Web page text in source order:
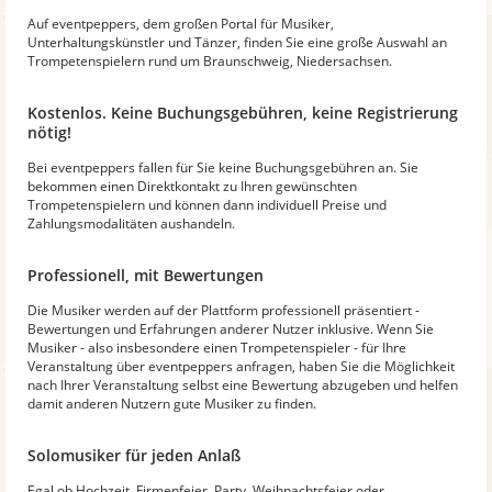
Auf eventpeppers, dem großen Portal für Musiker,
Unterhaltungskünstler und Tänzer, finden Sie eine große Auswahl an
Trompetenspielern rund um Braunschweig, Niedersachsen.
Kostenlos. Keine Buchungsgebühren, keine Registrierung
nötig!
Bei eventpeppers fallen für Sie keine Buchungsgebühren an. Sie
bekommen einen Direktkontakt zu Ihren gewünschten
Trompetenspielern und können dann individuell Preise und
Zahlungsmodalitäten aushandeln.
Professionell, mit Bewertungen
Die Musiker werden auf der Plattform professionell präsentiert -
Bewertungen und Erfahrungen anderer Nutzer inklusive. Wenn Sie
Musiker - also insbesondere einen Trompetenspieler - für Ihre
Veranstaltung über eventpeppers anfragen, haben Sie die Möglichkeit
nach Ihrer Veranstaltung selbst eine Bewertung abzugeben und helfen
damit anderen Nutzern gute Musiker zu finden.
Solomusiker für jeden Anlaß